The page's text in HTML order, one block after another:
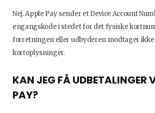
Nej. Apple Pay sender et Device Account
engangskode i stedet for det fysiske
forretningen eller udbyderen modtager
kortoplysninger.
KAN JEG FÅ UDBETALINGER
PAY?